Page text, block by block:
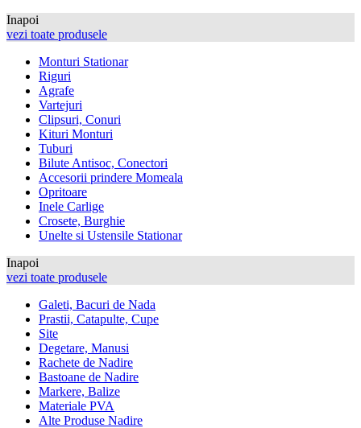
Inapoi
vezi toate produsele
Monturi Stationar
Riguri
Agrafe
Vartejuri
Clipsuri, Conuri
Kituri Monturi
Tuburi
Bilute Antisoc, Conectori
Accesorii prindere Momeala
Opritoare
Inele Carlige
Crosete, Burghie
Unelte si Ustensile Stationar
Inapoi
vezi toate produsele
Galeti, Bacuri de Nada
Prastii, Catapulte, Cupe
Site
Degetare, Manusi
Rachete de Nadire
Bastoane de Nadire
Markere, Balize
Materiale PVA
Alte Produse Nadire